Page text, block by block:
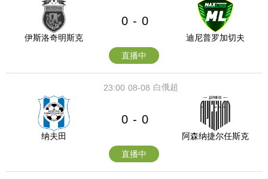
伊斯洛奇明斯克
0 - 0
迪尼普罗加切夫
直播中
08-08
23:00 白俄超
纳夫田
0 - 0
阿森纳捷尔任斯克
直播中